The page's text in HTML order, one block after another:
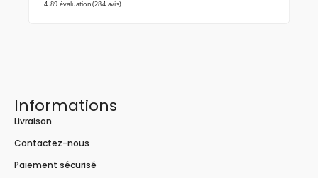
4.89 évaluation(284 avis)
Informations
Livraison
Contactez-nous
Paiement sécurisé